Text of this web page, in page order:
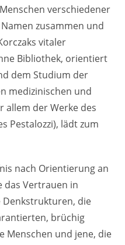
verschiedener
zusammen und
vitaler
Bibliothek, orientiert
dem Studium der
medizinischen und
allem der Werke des
Pestalozzi), lädt zum
nach Orientierung an
das Vertrauen in
die
brüchig
Menschen und jene, die